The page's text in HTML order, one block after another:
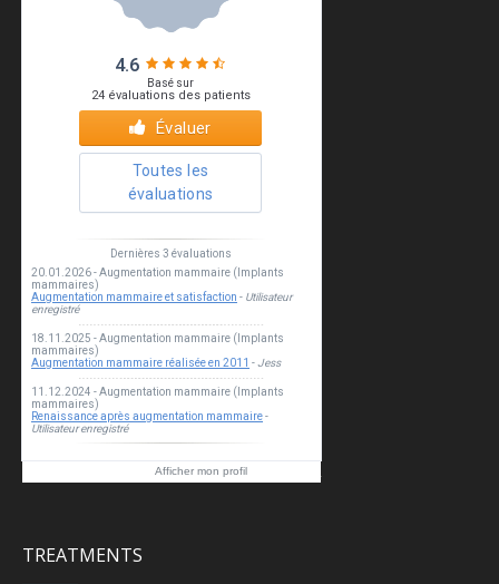
Afficher mon profil
TREATMENTS